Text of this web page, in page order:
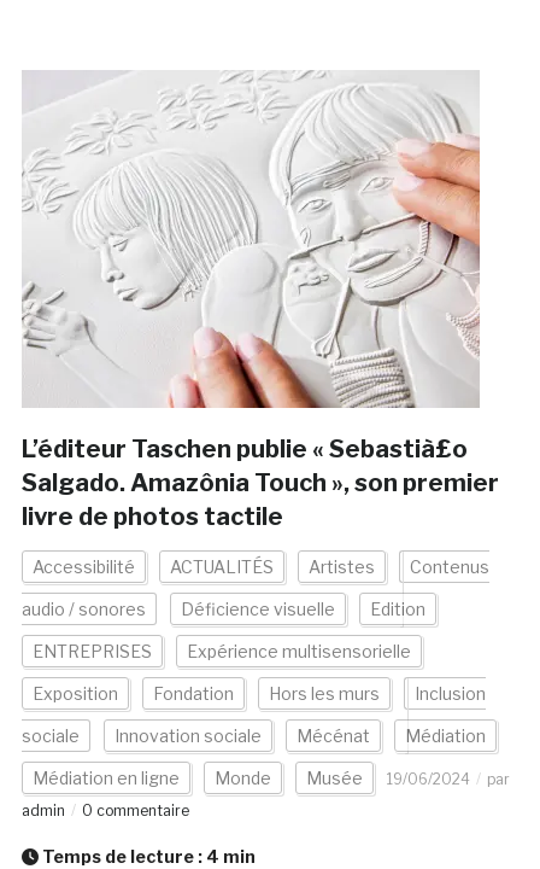
L’éditeur Taschen publie « Sebastià£o
Salgado. Amazônia Touch », son premier
livre de photos tactile
Accessibilité ACTUALITÉS Artistes Contenus
audio / sonores Déficience visuelle Edition
ENTREPRISES Expérience multisensorielle
Exposition Fondation Hors les murs Inclusion
sociale Innovation sociale Mécénat Médiation
Médiation en ligne Monde Musée 19/06/2024
par
admin
0 commentaire
Temps de lecture : 4 min